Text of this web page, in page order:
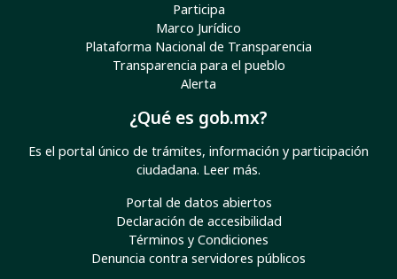
Participa
Marco Jurídico
Plataforma Nacional de Transparencia
Transparencia para el pueblo
Alerta
¿Qué es gob.mx?
Es el portal único de trámites, información y participación
ciudadana. Leer más.
Portal de datos abiertos
Declaración de accesibilidad
Términos y Condiciones
Denuncia contra servidores públicos